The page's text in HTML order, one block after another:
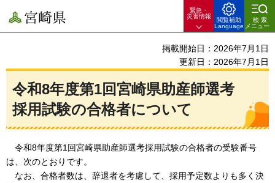
宮崎県
緊急・
災害情報
閲覧補助
Language
検索
メニュー
掲載開始日：2026年7月1日
更新日：2026年7月1日
令和8年度第1回宮崎県助産師選考
採用試験の合格者について
令和8年度第1回宮崎県助産師選考採用試験の合格者の受験番号
は、次のとおりです。
なお、合格者数は、辞退者を考慮して、採用予定数よりも多く決